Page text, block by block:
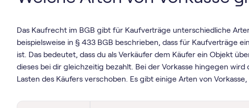
Das Kaufrecht im BGB gibt für Kaufverträge unterschiedliche
beispielsweise in § 433 BGB beschrieben, dass für Kaufverträge
ist. Das bedeutet, dass du als Verkäufer dem Käufer ein Objekt
dieses bei dir gleichzeitig bezahlt. Bei der Vorkasse hingegen wird
Lasten des Käufers verschoben. Es gibt einige Arten von